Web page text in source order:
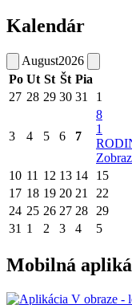
Kalendár
August2026
Po Ut St Št Pia
27 28 29 30 31 1
3 4 5 6 7
8
1
10 11 12 13 14 15
17 18 19 20 21 22
24 25 26 27 28 29
31 1 2 3 4 5
Mobilná